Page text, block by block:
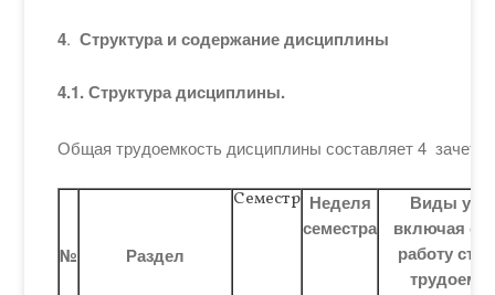
4.Структура и содержание дисциплины
4.1. Структура дисциплины.
Общая трудоемкость дисциплины составляет 4
№ Раздел
Семестр Неделя
семестра
Виды
включая
работу